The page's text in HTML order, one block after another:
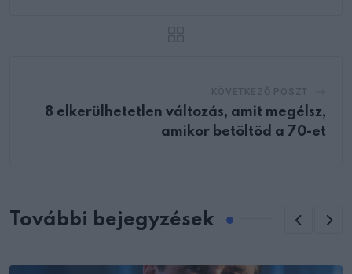
8 elkerülhetetlen változás, amit megélsz,
amikor betöltöd a 70-et
További bejegyzések